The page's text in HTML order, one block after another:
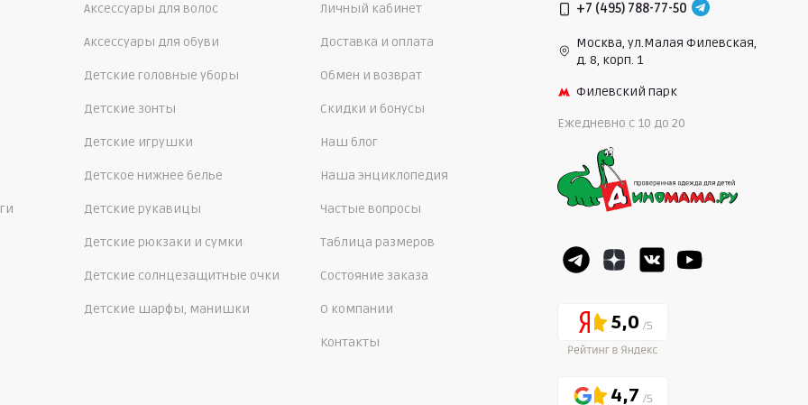
Аксессуары для волос
Аксессуары для обуви
Детские головные уборы
Детские зонты
Детские игрушки
Детское нижнее белье
Детские рукавицы
Детские рюкзаки и сумки
Детские солнцезащитные очки
Детские шарфы, манишки
Личный кабинет
Доставка и оплата
Обмен и возврат
Скидки и бонусы
Наш блог
Наша энциклопедия
Частые вопросы
Таблица размеров
Состояние заказа
О компании
Контакты
+7 (495) 788-77-50
Москва, ул.Малая Филевская,
д. 8, корп. 1
Филевский парк
Ежедневно c 10 до 20
5,0
4,7